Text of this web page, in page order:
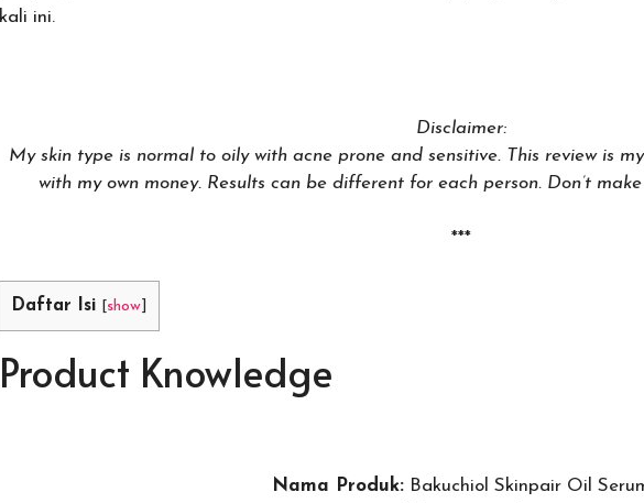
kali ini.
Disclaimer:
My skin type is normal to oily with acne prone and sensitive. This review is
with my own money. Results can be different for each person. Don’t
***
Daftar Isi [show]
Product Knowledge
Nama Produk: Bakuchiol Skinpair Oil